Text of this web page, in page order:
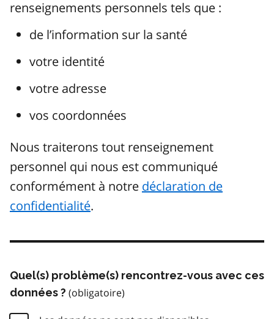
renseignements personnels tels que :
de l’information sur la santé
votre identité
votre adresse
vos coordonnées
Nous traiterons tout renseignement
personnel qui nous est communiqué
conformément à notre déclaration de
confidentialité.
Quel(s) problème(s) rencontrez-vous avec ces
données ?